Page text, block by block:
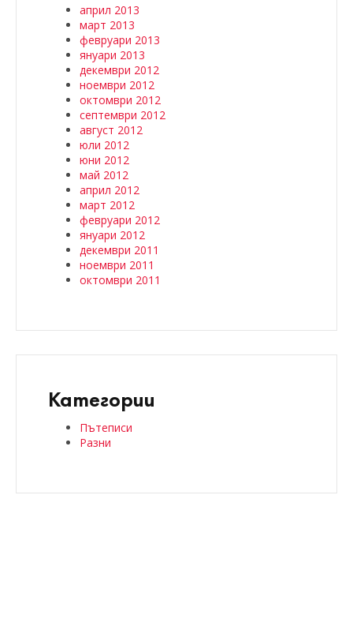
април 2013
март 2013
февруари 2013
януари 2013
декември 2012
ноември 2012
октомври 2012
септември 2012
август 2012
юли 2012
юни 2012
май 2012
април 2012
март 2012
февруари 2012
януари 2012
декември 2011
ноември 2011
октомври 2011
Категории
Пътеписи
Разни